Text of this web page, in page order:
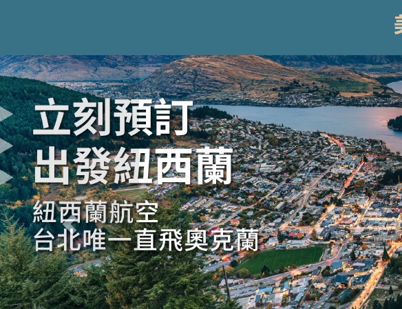
Previous